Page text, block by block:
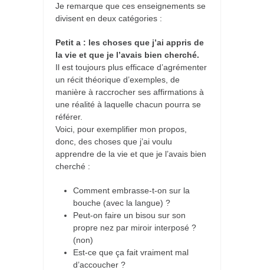
Je remarque que ces enseignements se
divisent en deux catégories :
Petit a : les choses que j’ai appris de
la vie et que je l’avais bien cherché.
Il est toujours plus efficace d’agrémenter
un récit théorique d’exemples, de
manière à raccrocher ses affirmations à
une réalité à laquelle chacun pourra se
référer.
Voici, pour exemplifier mon propos,
donc, des choses que j’ai voulu
apprendre de la vie et que je l’avais bien
cherché :
Comment embrasse-t-on sur la
bouche (avec la langue) ?
Peut-on faire un bisou sur son
propre nez par miroir interposé ?
(non)
Est-ce que ça fait vraiment mal
d’accoucher ?